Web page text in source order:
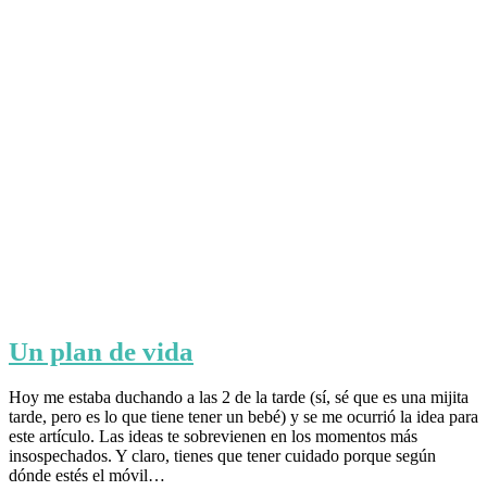
Un plan de vida
Hoy me estaba duchando a las 2 de la tarde (sí, sé que es una mijita
tarde, pero es lo que tiene tener un bebé) y se me ocurrió la idea para
este artículo. Las ideas te sobrevienen en los momentos más
insospechados. Y claro, tienes que tener cuidado porque según
dónde estés el móvil…